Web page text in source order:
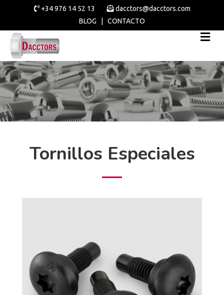
+34 976 14 52 13
dacctors@dacctors.com
BLOG
CONTACTO
Tornillos Especiales